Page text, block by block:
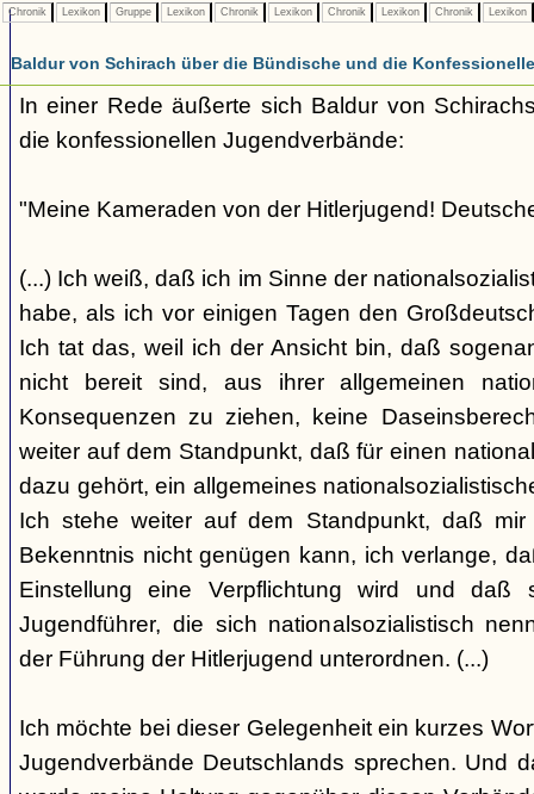
Chronik Lexikon Gruppe Lexikon Chronik Lexikon Chronik Lexikon Chronik Lexikon
Baldur von Schirach über die Bündische und die
In einer Rede äußerte sich Baldur von
die konfessionellen Jugendverbände:
"Meine Kameraden von der Hitlerjugend!
(...) Ich weiß, daß ich im Sinne der
habe, als ich vor einigen Tagen den
Ich tat das, weil ich der Ansicht bin, daß
nicht bereit sind, aus ihrer allgemeinen
Konsequenzen zu ziehen, keine
weiter auf dem Standpunkt, daß für einen
dazu gehört, ein allgemeines
Ich stehe weiter auf dem Standpunkt, daß
Bekenntnis nicht genügen kann, ich verlange,
Einstellung eine Verpflichtung wird und daß
Jugendführer, die sich nationalsozialistisch
der Führung der Hitlerjugend unterordnen. (...)
Ich möchte bei dieser Gelegenheit ein kurzes
Jugendverbände Deutschlands sprechen. Und